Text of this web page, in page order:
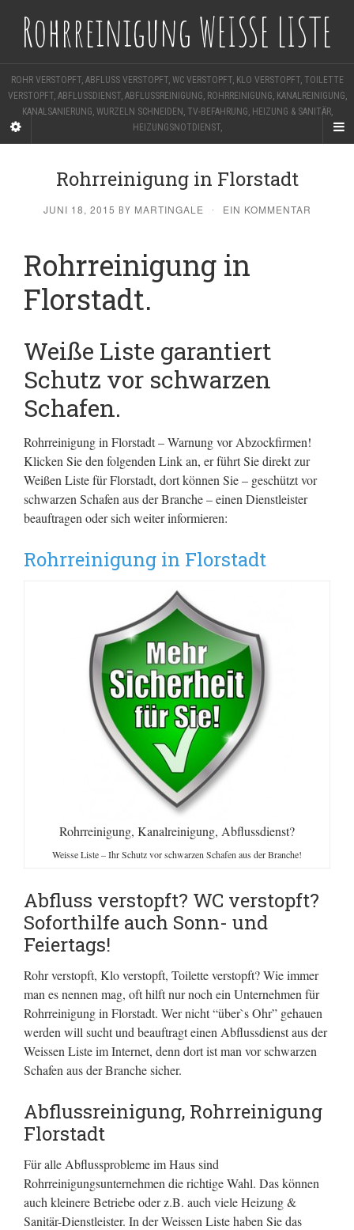
Rohrreinigung WEISSE LISTE
ROHR VERSTOPFT, ABFLUSS VERSTOPFT, WC VERSTOPFT, KLO VERSTOPFT, TOILETTE
VERSTOPFT, ABFLUSSDIENST, ABFLUSSREINIGUNG, ROHRREINIGUNG, KANALREINIGUNG,
KANALSANIERUNG, WURZELN SCHNEIDEN, TV-BEFAHRUNG, HEIZUNG & SANITÄR,
HEIZUNGSNOTDIENST,
Rohrreinigung in Florstadt
JUNI 18, 2015 BY MARTINGALE · EIN KOMMENTAR
Rohrreinigung in
Florstadt.
Weiße Liste garantiert
Schutz vor schwarzen
Schafen.
Rohrreinigung in Florstadt – Warnung vor Abzockfirmen!
Klicken Sie den folgenden Link an, er führt Sie direkt zur
Weißen Liste für Florstadt, dort können Sie – geschützt vor
schwarzen Schafen aus der Branche – einen Dienstleister
beauftragen oder sich weiter informieren:
Rohrreinigung in Florstadt
Rohrreinigung, Kanalreinigung, Abflussdienst?
Weisse Liste – Ihr Schutz vor schwarzen Schafen aus der Branche!
Abfluss verstopft? WC verstopft?
Soforthilfe auch Sonn- und
Feiertags!
Rohr verstopft, Klo verstopft, Toilette verstopft? Wie immer
man es nennen mag, oft hilft nur noch ein Unternehmen für
Rohrreinigung in Florstadt. Wer nicht “über`s Ohr” gehauen
werden will sucht und beauftragt einen Abflussdienst aus der
Weissen Liste im Internet, denn dort ist man vor schwarzen
Schafen aus der Branche sicher.
Abflussreinigung, Rohrreinigung
Florstadt
Für alle Abflussprobleme im Haus sind
Rohrreinigungsunternehmen die richtige Wahl. Das können
auch kleinere Betriebe oder z.B. auch viele Heizung &
Sanitär-Dienstleister. In der Weissen Liste haben Sie das